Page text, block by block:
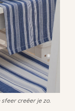
creëer je zo.